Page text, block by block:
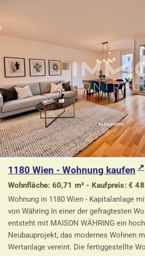
1180 Wien - Wohnung kaufen
Wohnfläche: 60,71 m² - Kaufpreis: €
Wohnung in 1180 Wien - Kapitalanlage
von Währing In einer der gefragtesten
entsteht mit MAISON WÄHRING ein
Neubauprojekt, das modernes Wohnen
Wertanlage vereint. Die fertiggestellte